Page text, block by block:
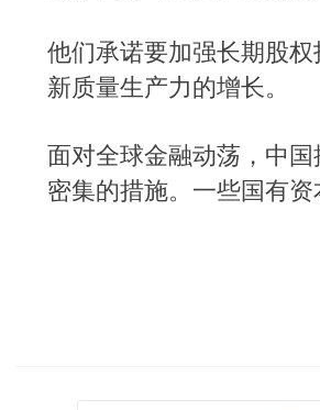
他们承诺要加强长期股
新质量生产力的增长。
面对全球金融动荡，中
密集的措施。一些国有